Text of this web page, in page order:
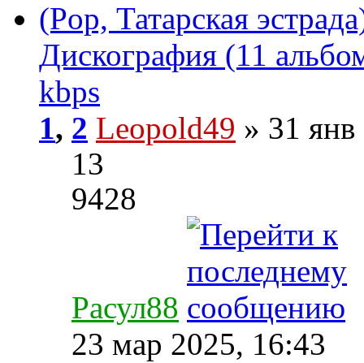
(Pop, Татарская
Дискография (11
kbps
1, 2 Leopold49 » 31
13
9428
Расул88
23 мар 2025, 16:43